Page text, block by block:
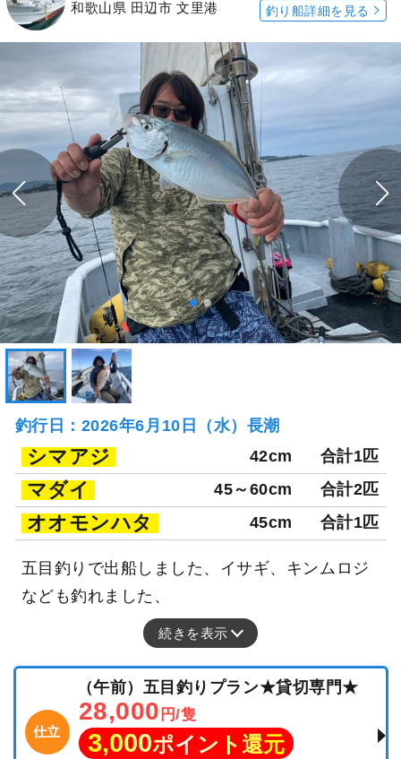
和歌山県 田辺市 文里港 釣り船詳細を見る
釣行日：2026年6月10日（水）長潮
シマアジ 42cm 合計1匹
マダイ 45～60cm 合計2匹
オオモンハタ 45cm 合計1匹
五目釣りで出船しました、イサギ、キンムロジ
なども釣れました、
続きを表示
仕立
（午前）五目釣りプラン★貸切専門★
28,000 円/隻
3,000ポイント還元